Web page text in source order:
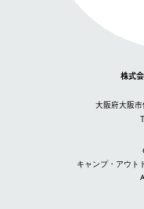
株式
大阪府大阪
キャンプ・アウト